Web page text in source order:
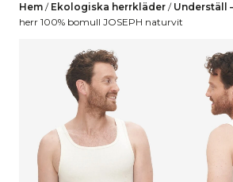
Hem / Ekologiska herrkläder / Underställ
herr 100% bomull JOSEPH naturvit